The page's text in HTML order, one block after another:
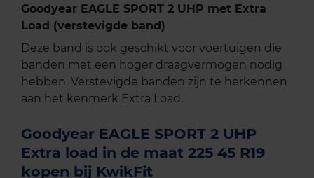
Goodyear EAGLE SPORT 2 UHP met Extra
Load (verstevigde band)
Deze band is ook geschikt voor voertuigen die
banden met een hoger draagvermogen nodig
hebben. Verstevigde banden zijn te herkennen
aan het kenmerk Extra Load.
Goodyear EAGLE SPORT 2 UHP
Extra load in de maat 225 45 R19
kopen bij KwikFit